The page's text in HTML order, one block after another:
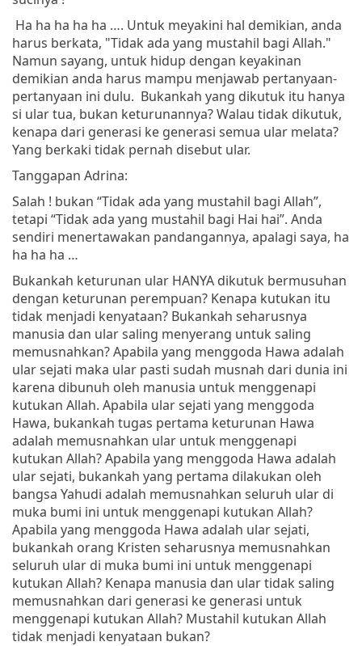
Ha ha ha ha ha …. Untuk meyakini hal demikian, anda
harus berkata, "Tidak ada yang mustahil bagi Allah."
Namun sayang, untuk hidup dengan keyakinan
demikian anda harus mampu menjawab pertanyaan-
pertanyaan ini dulu. Bukankah yang dikutuk itu hanya
si ular tua, bukan keturunannya? Walau tidak dikutuk,
kenapa dari generasi ke generasi semua ular melata?
Yang berkaki tidak pernah disebut ular.
Tanggapan Adrina:
Salah ! bukan “Tidak ada yang mustahil bagi Allah”,
tetapi “Tidak ada yang mustahil bagi Hai hai”. Anda
sendiri menertawakan pandangannya, apalagi saya, ha
ha ha ha …
Bukankah keturunan ular HANYA dikutuk bermusuhan
dengan keturunan perempuan? Kenapa kutukan itu
tidak menjadi kenyataan? Bukankah seharusnya
manusia dan ular saling menyerang untuk saling
memusnahkan? Apabila yang menggoda Hawa adalah
ular sejati maka ular pasti sudah musnah dari dunia ini
karena dibunuh oleh manusia untuk menggenapi
kutukan Allah. Apabila ular sejati yang menggoda
Hawa, bukankah tugas pertama keturunan Hawa
adalah memusnahkan ular untuk menggenapi
kutukan Allah? Apabila yang menggoda Hawa adalah
ular sejati, bukankah yang pertama dilakukan oleh
bangsa Yahudi adalah memusnahkan seluruh ular di
muka bumi ini untuk menggenapi kutukan Allah?
Apabila yang menggoda Hawa adalah ular sejati,
bukankah orang Kristen seharusnya memusnahkan
seluruh ular di muka bumi ini untuk menggenapi
kutukan Allah? Kenapa manusia dan ular tidak saling
memusnahkan dari generasi ke generasi untuk
menggenapi kutukan Allah? Mustahil kutukan Allah
tidak menjadi kenyataan bukan?